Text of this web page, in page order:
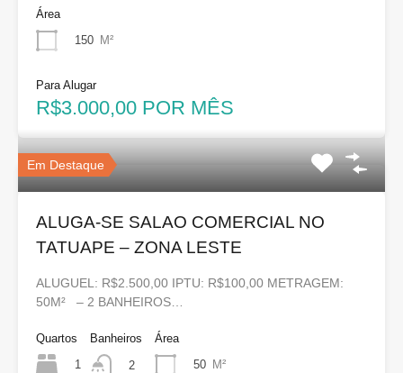
Área
150 M²
Para Alugar
R$3.000,00 POR MÊS
Em Destaque
ALUGA-SE SALAO COMERCIAL NO
TATUAPE – ZONA LESTE
ALUGUEL: R$2.500,00 IPTU: R$100,00 METRAGEM:
50M² – 2 BANHEIROS…
Quartos
1
Banheiros
2
Área
50 M²